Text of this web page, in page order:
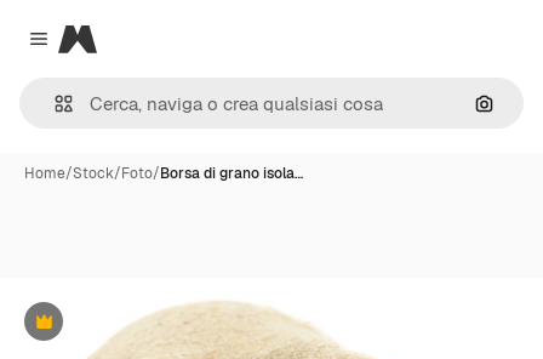
Close menu
Magnific
Cerca
Home/Stock/Foto/Borsa di grano isola…
Premium